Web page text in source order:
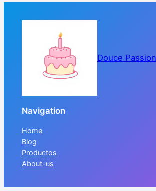
Douce Passion
Navigation
Home
Blog
Productos
About-us